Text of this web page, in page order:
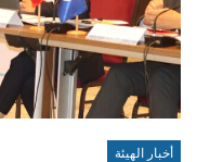
أخبار الهيئة